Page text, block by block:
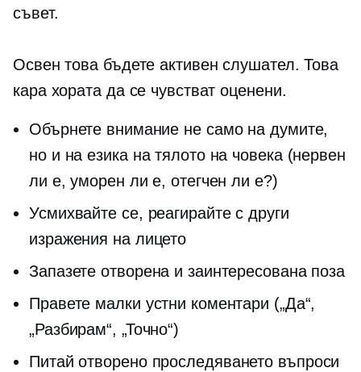
съвет.
Освен това бъдете активен слушател. Това
кара хората да се чувстват оценени.
Обърнете внимание не само на думите,
но и на езика на тялото на човека (нервен
ли е, уморен ли е, отегчен ли е?)
Усмихвайте се, реагирайте с други
изражения на лицето
Запазете отворена и заинтересована поза
Правете малки устни коментари („Да“,
„Разбирам“, „Точно“)
Питай отворено проследяването въпроси